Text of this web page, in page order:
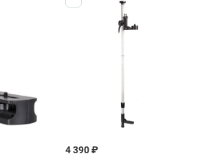
1 190 ₽
4 390 ₽